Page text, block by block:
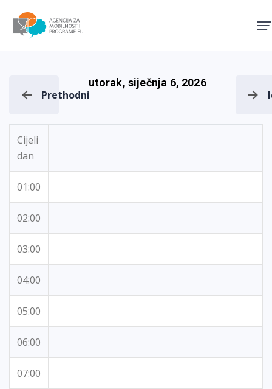
Prethodni
utorak, siječnja 6, 2026
Cijeli
dan
01:00
02:00
03:00
04:00
05:00
06:00
07:00